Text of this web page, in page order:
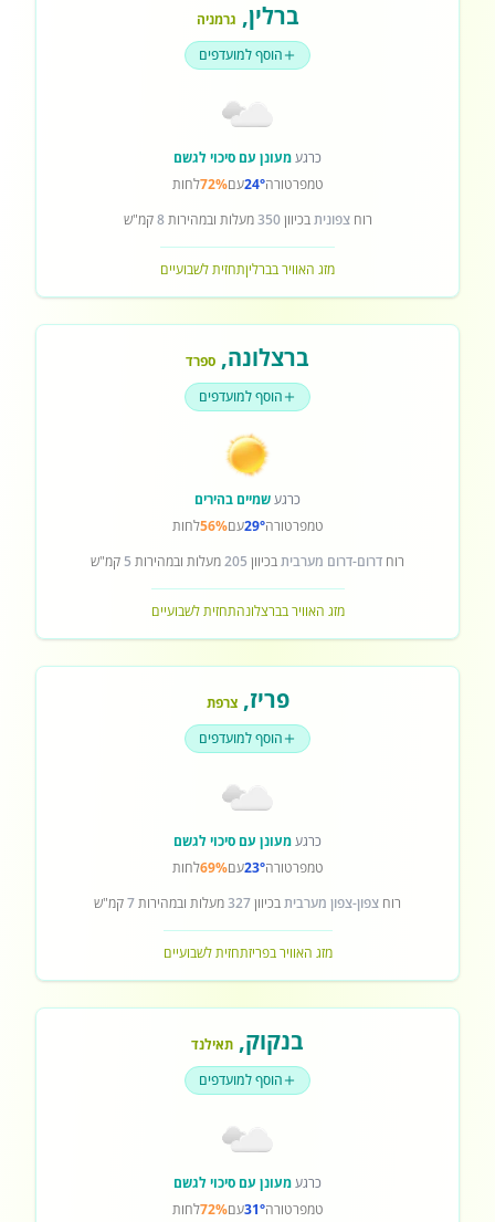
ברלין, גרמניה
הוסף למועדפים
כרגעמעונן עם סיכוי לגשם
טמפרטורה24°עם72%לחות
רוחצפוניתבכיוון350מעלות ובמהירות8קמ"ש
מזג האוויר בברליןתחזית לשבועיים
ברצלונה, ספרד
הוסף למועדפים
כרגעשמיים בהירים
טמפרטורה29°עם56%לחות
רוח דרום-דרום מערביתבכיוון 205מעלות ובמהירות 5 קמ"ש
מזג האוויר בברצלונהתחזית לשבועיים
פריז,צרפת
הוסף למועדפים
כרגעמעונן עם סיכוי לגשם
טמפרטורה23°עם69%לחות
רוח צפון-צפון מערביתבכיוון327מעלות ובמהירות7קמ"ש
מזג האוויר בפריזתחזית לשבועיים
בנקוק, תאילנד
הוסף למועדפים
כרגעמעונן עם סיכוי לגשם
טמפרטורה31°עם72%לחות